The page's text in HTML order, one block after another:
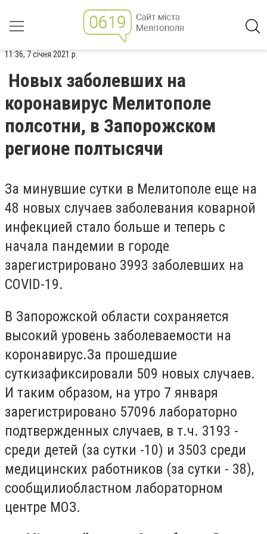
11:36, 7 січня 2021 р.
Новых заболевших на
коронавирус Мелитополе
полсотни, в Запорожском
регионе полтысячи
За минувшие сутки в Мелитополе еще на
48 новых случаев заболевания коварной
инфекцией стало больше и теперь с
начала пандемии в городе
зарегистрировано 3993 заболевших на
COVID-19.
В Запорожской области сохраняется
высокий уровень заболеваемости на
коронавирус.За прошедшие
суткизафиксировали 509 новых случаев.
И таким образом, на утро 7 января
зарегистрировано 57096 лабораторно
подтвержденных случаев, в т.ч. 3193 -
среди детей (за сутки -10) и 3503 среди
медицинских работников (за сутки - 38),
сообщилиобластном лабораторном
центре МОЗ.